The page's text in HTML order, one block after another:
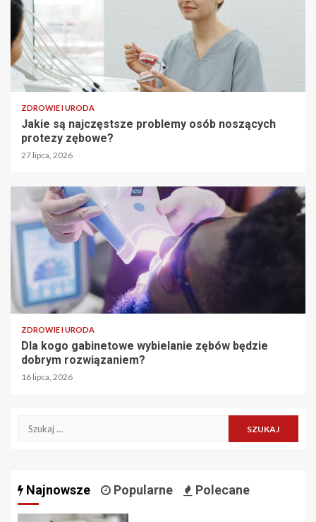
ZDROWIE I URODA
Jakie są najczęstsze problemy osób noszących
protezy zębowe?
27 lipca, 2026
ZDROWIE I URODA
Dla kogo gabinetowe wybielanie zębów będzie
dobrym rozwiązaniem?
16 lipca, 2026
Szukaj:
Najnowsze Popularne Polecane